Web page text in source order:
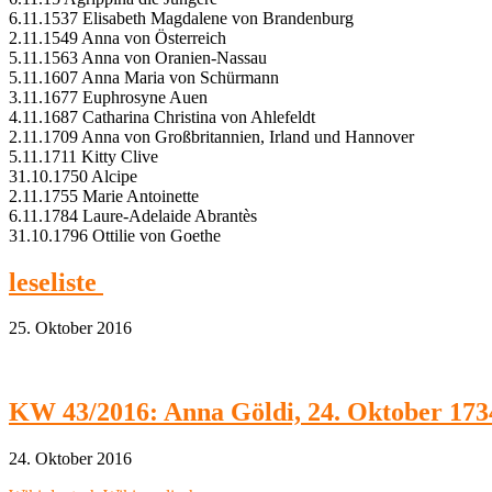
6.11.1537 Elisabeth Magdalene von Brandenburg
2.11.1549 Anna von Österreich
5.11.1563 Anna von Oranien-Nassau
5.11.1607 Anna Maria von Schürmann
3.11.1677 Euphrosyne Auen
4.11.1687 Catharina Christina von Ahlefeldt
2.11.1709 Anna von Großbritannien, Irland und Hannover
5.11.1711 Kitty Clive
31.10.1750 Alcipe
2.11.1755 Marie Antoinette
6.11.1784 Laure-Adelaide Abrantès
31.10.1796 Ottilie von Goethe
leseliste
25. Oktober 2016
KW 43/2016: Anna Göldi, 24. Oktober
24. Oktober 2016